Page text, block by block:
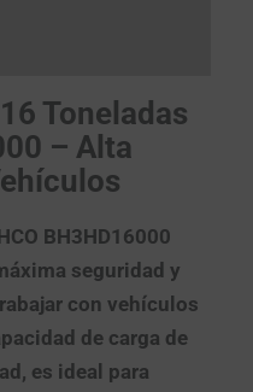
16 Toneladas
– Alta
BH3HD16000
seguridad y
con vehículos
de carga de
es ideal para